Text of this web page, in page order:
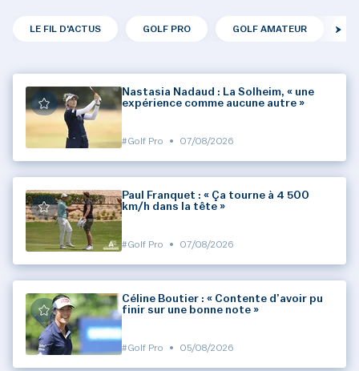
LE FIL D'ACTUS GOLF PRO GOLF AMATEUR
Nastasia Nadaud : La Solheim, « une
expérience comme aucune autre »
#Golf Pro • 07/08/2026
Paul Franquet : « Ça tourne à 4 500
km/h dans la tête »
#Golf Pro • 07/08/2026
Céline Boutier : « Contente d’avoir pu
finir sur une bonne note »
#Golf Pro • 05/08/2026